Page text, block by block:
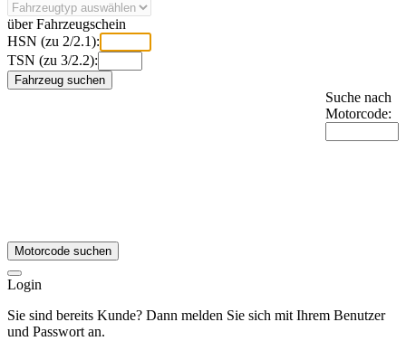
über Fahrzeugschein
HSN (zu 2/2.1):
TSN (zu 3/2.2):
Fahrzeug suchen
Suche nach
Motorcode:
Motorcode suchen
Login
Sie sind bereits Kunde? Dann melden Sie sich mit Ihrem Benutzer
und Passwort an.